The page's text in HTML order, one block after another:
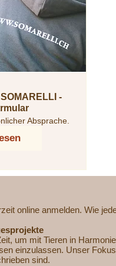
-
Absprache.
online anmelden. Wie
um mit Tieren in
einzulassen. Unser
sind.